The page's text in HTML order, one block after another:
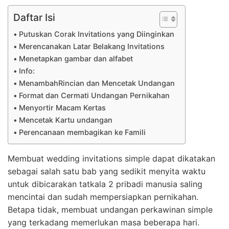
Daftar Isi
Putuskan Corak Invitations yang Diinginkan
Merencanakan Latar Belakang Invitations
Menetapkan gambar dan alfabet
Info:
MenambahRincian dan Mencetak Undangan
Format dan Cermati Undangan Pernikahan
Menyortir Macam Kertas
Mencetak Kartu undangan
Perencanaan membagikan ke Famili
Membuat wedding invitations simple dapat dikatakan
sebagai salah satu bab yang sedikit menyita waktu
untuk dibicarakan tatkala 2 pribadi manusia saling
mencintai dan sudah mempersiapkan pernikahan.
Betapa tidak, membuat undangan perkawinan simple
yang terkadang memerlukan masa beberapa hari.